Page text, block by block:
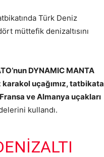
Türk Deniz
müttefik denizaltısını
DYNAMIC MANTA
karakol uçağımız, tatbikata
ve Almanya uçakları
kullandı.